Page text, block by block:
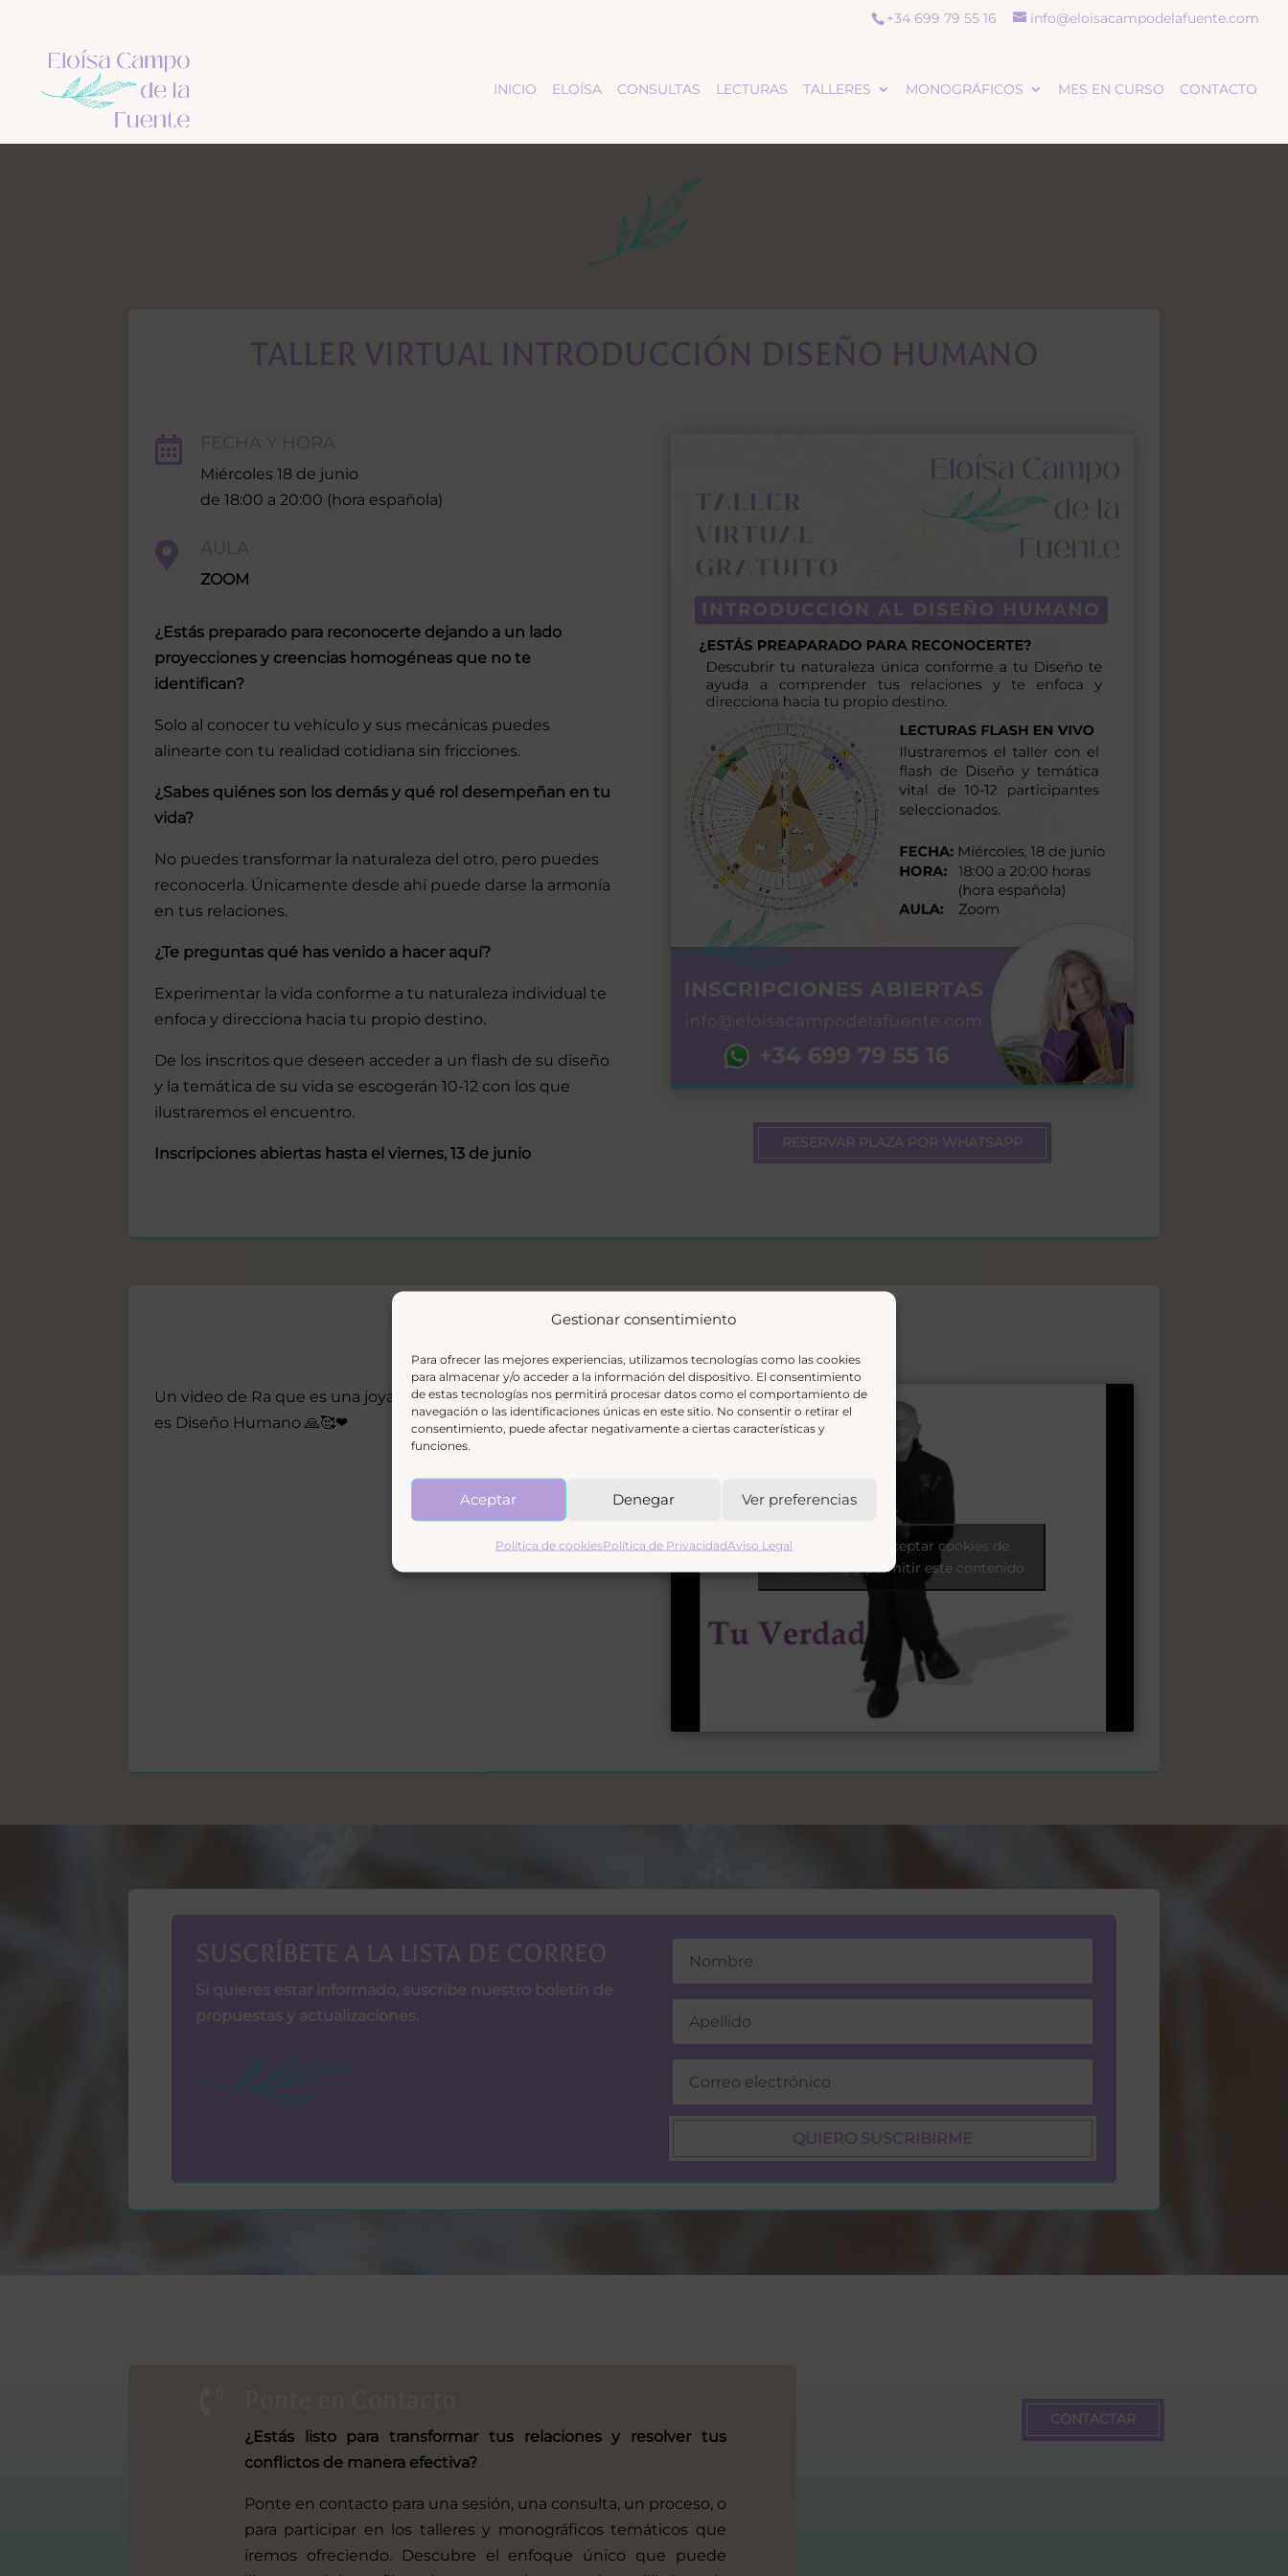
Gestionar consentimiento
Para ofrecer las mejores experiencias, utilizamos tecnologías como las cookies
para almacenar y/o acceder a la información del dispositivo. El consentimiento
de estas tecnologías nos permitirá procesar datos como el comportamiento de
navegación o las identificaciones únicas en este sitio. No consentir o retirar el
consentimiento, puede afectar negativamente a ciertas características y
funciones.
Aceptar Denegar Ver preferencias
Política de cookiesPolítica de PrivacidadAviso Legal
+34 699 79 55 16 info@eloisacampodelafuente.com
INICIO ELOÍSA CONSULTAS LECTURAS TALLERES MONOGRÁFICOS MES EN CURSO CONTACTO
TALLER VIRTUAL INTRODUCCIÓN DISEÑO HUMANO
 FECHA Y HORA
Miércoles 18 de junio
de 18:00 a 20:00 (hora española)
 AULA
ZOOM
¿Estás preparado para reconocerte dejando a un lado
proyecciones y creencias homogéneas que no te
identifican?
Solo al conocer tu vehículo y sus mecánicas puedes
alinearte con tu realidad cotidiana sin fricciones.
¿Sabes quiénes son los demás y qué rol desempeñan en tu
vida?
No puedes transformar la naturaleza del otro, pero puedes
reconocerla. Únicamente desde ahí puede darse la armonía
en tus relaciones.
¿Te preguntas qué has venido a hacer aquí?
Experimentar la vida conforme a tu naturaleza individual te
enfoca y direcciona hacia tu propio destino.
De los inscritos que deseen acceder a un flash de su diseño
y la temática de su vida se escogerán 10-12 con los que
ilustraremos el encuentro.
Inscripciones abiertas hasta el viernes, 13 de junio
RESERVAR PLAZA POR WHATSAPP
Un vídeo que os aconsejo ver:
Un video de Ra que es una joya en cuanto a qué y para qué
es Diseño Humano 🙏🥰❤
Haz clic para aceptar cookies de
marketing y permitir este contenido
SUSCRÍBETE A LA LISTA DE CORREO
Si quieres estar informado, suscribe nuestro boletín de
propuestas y actualizaciones.
QUIERO SUSCRIBIRME
¿Estás listo para transformar tus relaciones y resolver tus
conflictos de manera efectiva?
Ponte en contacto para una sesión, una consulta, un proceso, o
para participar en los talleres y monográficos temáticos que
iremos ofreciendo. Descubre el enfoque único que puede
CONTACTAR